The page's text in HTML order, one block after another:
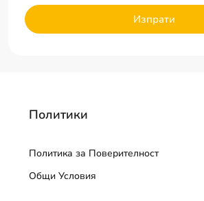
Изпрати
Политики
Политика за Поверителност
Общи Условия